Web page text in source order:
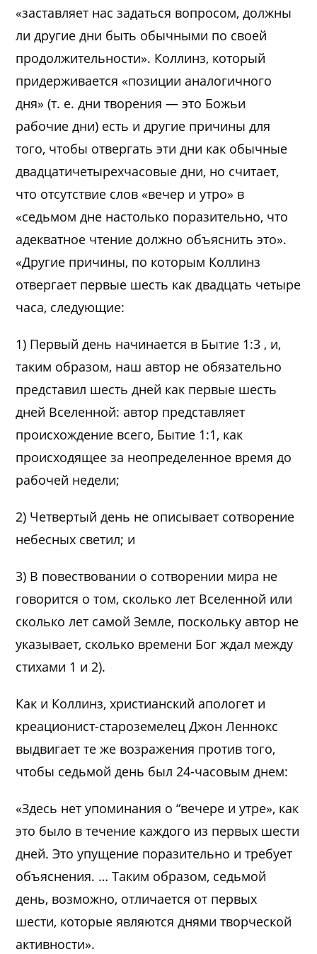
«заставляет нас задаться вопросом, должны
ли другие дни быть обычными по своей
продолжительности». Коллинз, который
придерживается «позиции аналогичного
дня» (т. е. дни творения — это Божьи
рабочие дни) есть и другие причины для
того, чтобы отвергать эти дни как обычные
двадцатичетырехчасовые дни, но считает,
что отсутствие слов «вечер и утро» в
«седьмом дне настолько поразительно, что
адекватное чтение должно объяснить это».
«Другие причины, по которым Коллинз
отвергает первые шесть как двадцать четыре
часа, следующие:
1) Первый день начинается в Бытие 1:3 , и,
таким образом, наш автор не обязательно
представил шесть дней как первые шесть
дней Вселенной: автор представляет
происхождение всего, Бытие 1:1, как
происходящее за неопределенное время до
рабочей недели;
2) Четвертый день не описывает сотворение
небесных светил; и
3) В повествовании о сотворении мира не
говорится о том, сколько лет Вселенной или
сколько лет самой Земле, поскольку автор не
указывает, сколько времени Бог ждал между
стихами 1 и 2).
Как и Коллинз, христианский апологет и
креационист-староземелец Джон Леннокс
выдвигает те же возражения против того,
чтобы седьмой день был 24-часовым днем:
«Здесь нет упоминания о “вечере и утре», как
это было в течение каждого из первых шести
дней. Это упущение поразительно и требует
объяснения. … Таким образом, седьмой
день, возможно, отличается от первых
шести, которые являются днями творческой
активности».